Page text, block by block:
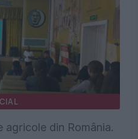
agricole din România.